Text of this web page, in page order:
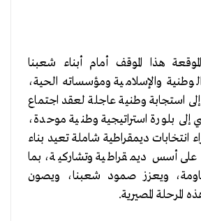
هذا الموقف أمام أبناء شعبنا
والإسلامية ومؤسساته الحية،
استجابة وطنية عاجلة لعقد اجتماع
بلورة استراتيجية وطنية موحدة،
انتخابات ديمقراطية شاملة تعيد بناء
على أسس ديمقراطية وتشاركية، بما
ويعزز صمود شعبنا، ويصون
المرحلة المصيرية.